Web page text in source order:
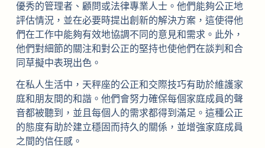
優秀的管理者、顧問或法律專業人士。他們能夠公正地
評估情況，並在必要時提出創新的解決方案，這使得他
們在工作中能夠有效地協調不同的意見和需求。此外，
他們對細節的關注和對公正的堅持也使他們在談判和合
同草擬中表現出色。
在私人生活中，天秤座的公正和交際技巧有助於維護家
庭和朋友間的和諧。他們會努力確保每個家庭成員的聲
音都被聽到，並且每個人的需求都得到滿足。這種公正
的態度有助於建立穩固而持久的關係，並增強家庭成員
之間的信任感。